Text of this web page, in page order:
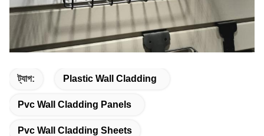
ট্যাগ: Plastic Wall Cladding
Pvc Wall Cladding Panels
Pvc Wall Cladding Sheets